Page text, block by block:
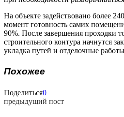
На объекте задействовано более
момент готовность самих
90%. После завершения проходки
строительного контура начнутся
укладка путей и отделочные
Похожее
Поделиться0
предыдущий пост